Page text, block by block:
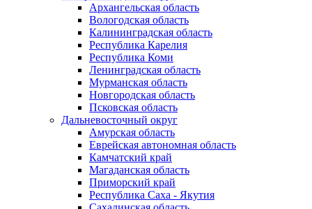
Архангельская область
Вологодская область
Калининградская область
Республика Карелия
Республика Коми
Ленинградская область
Мурманская область
Новгородская область
Псковская область
Дальневосточный округ
Амурская область
Еврейская автономная область
Камчатский край
Магаданская область
Приморский край
Республика Саха - Якутия